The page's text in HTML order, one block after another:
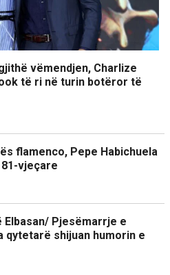
vëmendjen, Charlize
të ri në turin botëror të
flamenco, Pepe Habichuela
vjeçare
Elbasan/ Pjesëmarrje e
qytetarë shijuan humorin e